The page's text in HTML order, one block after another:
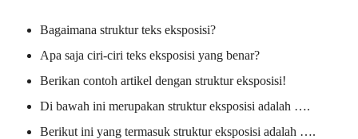
Bagaimana struktur teks eksposisi?
Apa saja ciri-ciri teks eksposisi yang benar?
Berikan contoh artikel dengan struktur eksposisi!
Di bawah ini merupakan struktur eksposisi adalah ….
Berikut ini yang termasuk struktur eksposisi adalah ….